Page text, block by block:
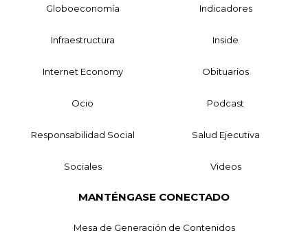
Globoeconomía Indicadores
Infraestructura Inside
Internet Economy Obituarios
Ocio Podcast
Responsabilidad Social Salud Ejecutiva
Sociales Videos
MANTÉNGASE CONECTADO
Mesa de Generación de Contenidos